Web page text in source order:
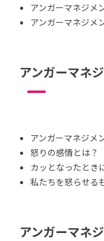
アンガーマネジメ
アンガーマネジメ
アンガーマネ
アンガーマネジメ
怒りの感情とは？
カッとなったとき
私たちを怒らせる
アンガーマネ